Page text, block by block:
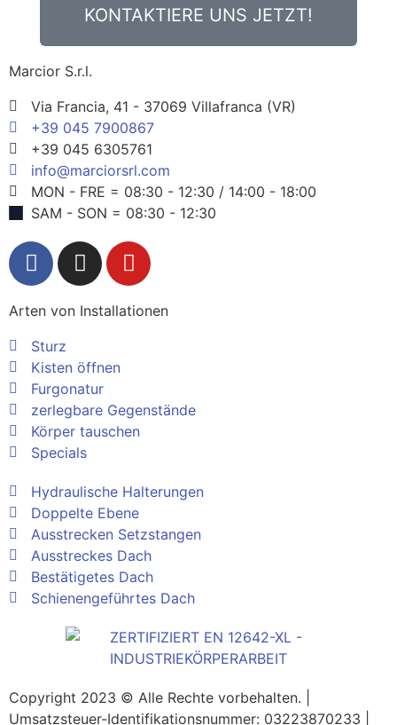
KONTAKTIERE UNS JETZT!
Marcior S.r.l.
Via Francia, 41 - 37069 Villafranca (VR)
+39 045 7900867
+39 045 6305761
info@marciorsrl.com
MON - FRE = 08:30 - 12:30 / 14:00 - 18:00
SAM - SON = 08:30 - 12:30
Arten von Installationen
Sturz
Kisten öffnen
Furgonatur
zerlegbare Gegenstände
Körper tauschen
Specials
Hydraulische Halterungen
Doppelte Ebene
Ausstrecken Setzstangen
Ausstreckes Dach
Bestätigetes Dach
Schienengeführtes Dach
Copyright 2023 © Alle Rechte vorbehalten. |
Umsatzsteuer-Identifikationsnummer: 03223870233 |